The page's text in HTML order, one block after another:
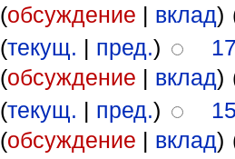
(обсуждение | вклад)
(текущ. | пред.)
(обсуждение | вклад)
(текущ. | пред.)
(обсуждение | вклад)